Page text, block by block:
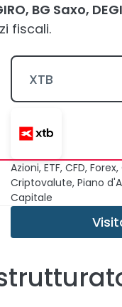
BG Saxo,
fiscali.
XTB
Azioni, ETF, CFD,
Criptovalute, Piano
Capitale